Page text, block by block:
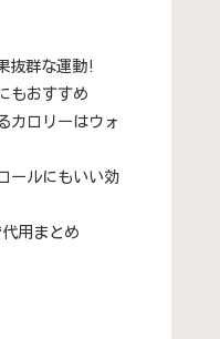
抜群な運動!
もおすすめ
カロリーはウォ
ールにもいい効
用まとめ